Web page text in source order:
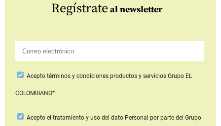
Regístrate al newsletter
Aceptotérminos y condiciones productos y serviciosGrupo EL
COLOMBIANO*
Acepto el tratamiento y uso del dato Personal por parte del Grupo